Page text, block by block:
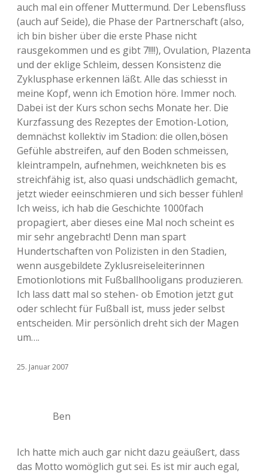
auch mal ein offener Muttermund. Der Lebensfluss
(auch auf Seide), die Phase der Partnerschaft (also,
ich bin bisher über die erste Phase nicht
rausgekommen und es gibt 7!!!!), Ovulation, Plazenta
und der eklige Schleim, dessen Konsistenz die
Zyklusphase erkennen läßt. Alle das schiesst in
meine Kopf, wenn ich Emotion höre. Immer noch.
Dabei ist der Kurs schon sechs Monate her. Die
Kurzfassung des Rezeptes der Emotion-Lotion,
demnächst kollektiv im Stadion: die ollen,bösen
Gefühle abstreifen, auf den Boden schmeissen,
kleintrampeln, aufnehmen, weichkneten bis es
streichfähig ist, also quasi undschädlich gemacht,
jetzt wieder eeinschmieren und sich besser fühlen!
Ich weiss, ich hab die Geschichte 1000fach
propagiert, aber dieses eine Mal noch scheint es
mir sehr angebracht! Denn man spart
Hundertschaften von Polizisten in den Stadien,
wenn ausgebildete Zyklusreiseleiterinnen
Emotionlotions mit Fußballhooligans produzieren.
Ich lass datt mal so stehen- ob Emotion jetzt gut
oder schlecht für Fußball ist, muss jeder selbst
entscheiden. Mir persönlich dreht sich der Magen
um….
25. Januar 2007
Ben
Ich hatte mich auch gar nicht dazu geäußert, dass
das Motto womöglich gut sei. Es ist mir auch egal,